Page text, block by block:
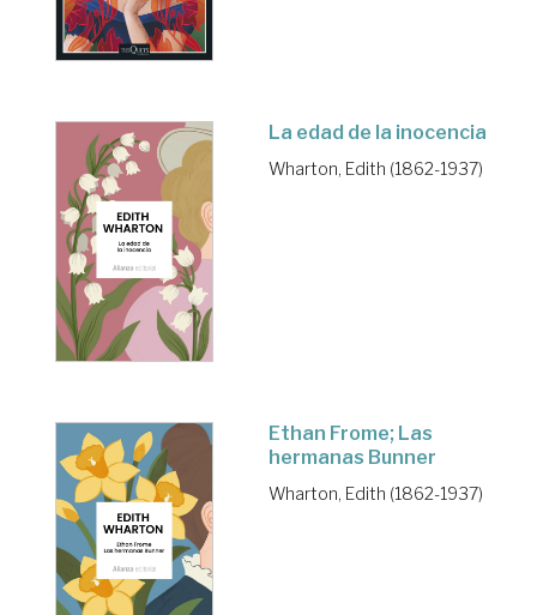
La edad de la inocencia
Wharton, Edith (1862-1937)
Ethan Frome; Las
hermanas Bunner
Wharton, Edith (1862-1937)